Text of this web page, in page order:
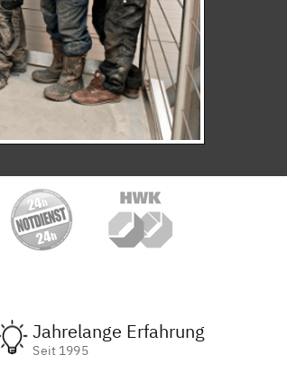
Jahrelange Erfahrung
Seit 1995